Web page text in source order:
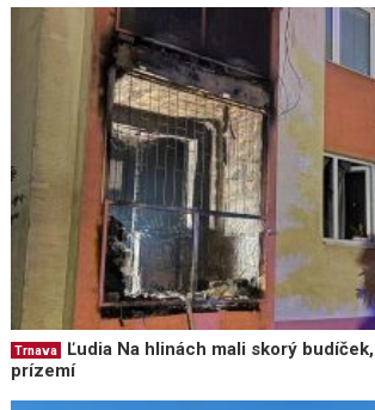
Trnava
Ľudia Na hlinách mali skorý
prízemí